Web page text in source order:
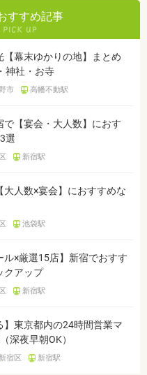
すすめ記事
【幕末ゆかりの地】まとめ
神社・お寺
市 高幡不動駅
【宴会・大人数】におす
選
新宿駅
大人数×宴会】におすすめな
池袋駅
ル×厳選15店】新宿でおすす
クアップ
新宿駅
】東京都内の24時間営業マ
深夜早朝OK）
新宿区 新宿駅